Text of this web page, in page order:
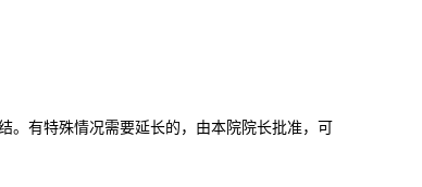
有特殊情况需要延长的，由本院院长批准，可